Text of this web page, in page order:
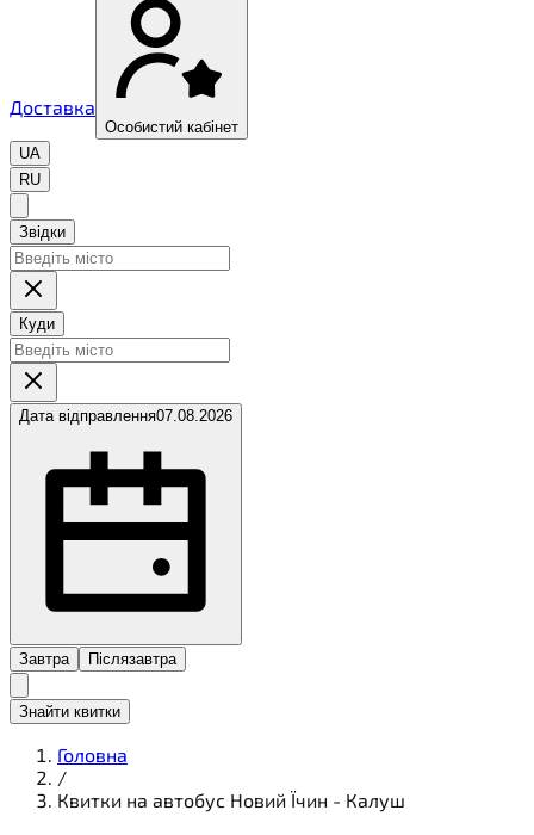
Доставка
Особистий кабінет
UA
RU
Звідки
Куди
Дата відправлення07.08.2026
Завтра Післязавтра
Знайти квитки
Головна
/
Квитки на автобус Новий Їчин - Калуш